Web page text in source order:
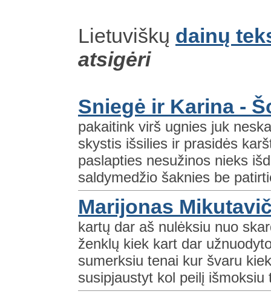
Lietuviškų dainų
atsigėri
Sniegė ir Karina -
pakaitink virš ugnies juk
skystis išsilies ir prasidės
paslapties nesužinos nieks
saldymedžio šaknies be
Marijonas
kartų dar aš nulėksiu nuo
ženklų kiek kart dar
sumerksiu tenai kur švaru
susipjaustyt kol peilį